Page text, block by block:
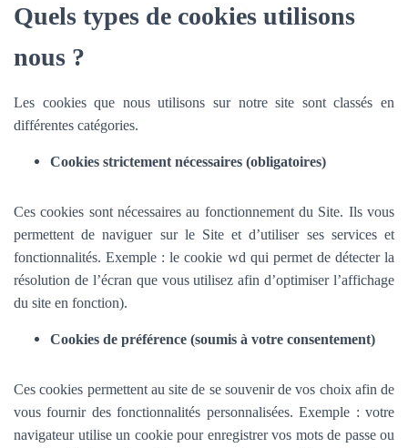
Quels types de cookies utilisons
nous ?
Les cookies que nous utilisons sur notre site sont classés en
différentes catégories.
Cookies strictement nécessaires (obligatoires)
Ces cookies sont nécessaires au fonctionnement du Site. Ils vous
permettent de naviguer sur le Site et d’utiliser ses services et
fonctionnalités. Exemple : le cookie wd qui permet de détecter la
résolution de l’écran que vous utilisez afin d’optimiser l’affichage
du site en fonction).
Cookies de préférence (soumis à votre consentement)
Ces cookies permettent au site de se souvenir de vos choix afin de
vous fournir des fonctionnalités personnalisées. Exemple : votre
navigateur utilise un cookie pour enregistrer vos mots de passe ou